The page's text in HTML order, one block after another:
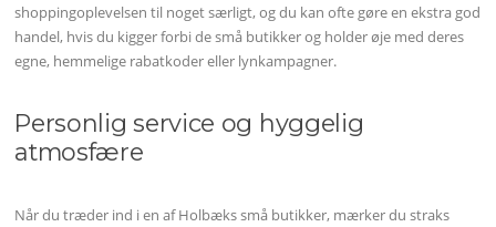
shoppingoplevelsen til noget særligt, og du kan ofte gøre en ekstra god
handel, hvis du kigger forbi de små butikker og holder øje med deres
egne, hemmelige rabatkoder eller lynkampagner.
Personlig service og hyggelig
atmosfære
Når du træder ind i en af Holbæks små butikker, mærker du straks